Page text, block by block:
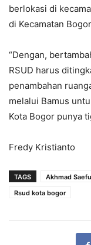
berlokasi di
di Kecamatan
“Dengan,
RSUD harus
penambahan
melalui Bamus
Kota Bogor punya
Fredy Kristianto
TAGS Akhmad
Rsud kota bogor